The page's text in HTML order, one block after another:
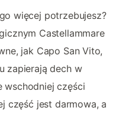
więcej potrzebujesz?
Castellammare
jak Capo San Vito,
zapierają dech w
wschodniej części
część jest darmowa, a